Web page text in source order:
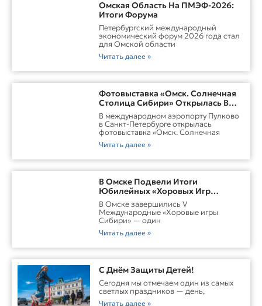
Омская Область На ПМЭФ-2026:
Итоги Форума
Петербургский международный
экономический форум 2026 года стал
для Омской области
Читать далее »
Фотовыставка «Омск. Солнечная
Столица Сибири» Открылась В
Пулково
В международном аэропорту Пулково
в Санкт-Петербурге открылась
фотовыставка «Омск. Солнечная
Читать далее »
В Омске Подвели Итоги
Юбилейных «Хоровых Игр
Сибири»
В Омске завершились V
Международные «Хоровые игры
Сибири» — один
Читать далее »
С Днём Защиты Детей!
Сегодня мы отмечаем один из самых
светлых праздников — день,
Читать далее »